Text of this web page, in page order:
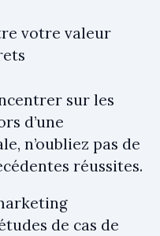
votre valeur
sur les
d’une
n’oubliez pas de
réussites.
de cas de